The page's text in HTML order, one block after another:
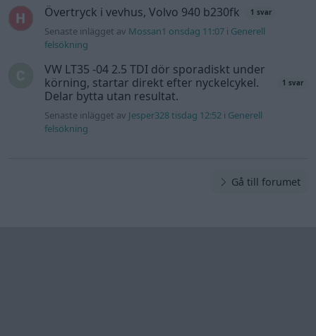
Övertryck i vevhus, Volvo 940 b230fk 1 svar
Senaste inlägget av Mossan1 onsdag 11:07 i Generell
felsökning
VW LT35 -04 2.5 TDI dör sporadiskt under
körning, startar direkt efter nyckelcykel.
Delar bytta utan resultat.
1 svar
Senaste inlägget av Jesper328 tisdag 12:52 i Generell
felsökning
Gå till forumet